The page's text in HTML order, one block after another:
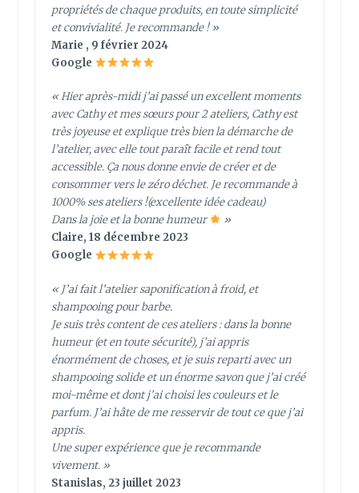
propriétés de chaque produits, en toute simplicité
et convivialité. Je recommande ! »
Marie , 9 février 2024
Google
« Hier après-midi j’ai passé un excellent moments
avec Cathy et mes sœurs pour 2 ateliers, Cathy est
très joyeuse et explique très bien la démarche de
l’atelier, avec elle tout paraît facile et rend tout
accessible. Ça nous donne envie de créer et de
consommer vers le zéro déchet. Je recommande à
1000% ses ateliers !(excellente idée cadeau)
Dans la joie et la bonne humeur
»
Claire, 18 décembre 2023
Google
« J’ai fait l’atelier saponification à froid, et
shampooing pour barbe.
Je suis très content de ces ateliers : dans la bonne
humeur (et en toute sécurité), j’ai appris
énormément de choses, et je suis reparti avec un
shampooing solide et un énorme savon que j’ai créé
moi-même et dont j’ai choisi les couleurs et le
parfum. J’ai hâte de me resservir de tout ce que j’ai
appris.
Une super expérience que je recommande
vivement. »
Stanislas, 23 juillet 2023